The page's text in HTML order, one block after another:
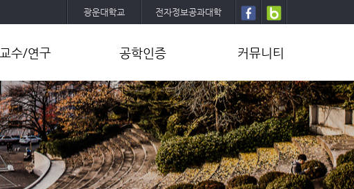
광운대학교 전자정보공과대학
교수/연구
교수소개
연구그룹
연구센터
연구성과
공학인증
공학인증소개
공학인증내규
프로그램설명
설문조사
졸업작품(캡스톤설계)
커뮤니티
학과뉴스
학부
대학원
세미나
학생회/동아리